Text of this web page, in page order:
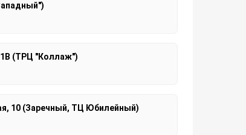
(ТРЦ "Коллаж")
10 (Заречный, ТЦ Юбилейный)